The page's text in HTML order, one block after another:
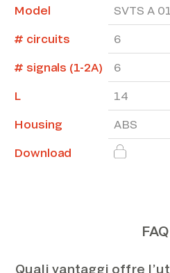
Model
# circuits
# signals (1-2A)
L
Housing
Download
SVTS A
6
6
14
ABS
FAQ
Quali vantaggi offre